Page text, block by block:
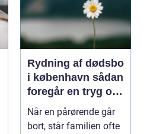
Rydning af dødsbo
i københavn sådan
foregår en tryg og
effektiv proces
Når en pårørende går
bort, står familien ofte